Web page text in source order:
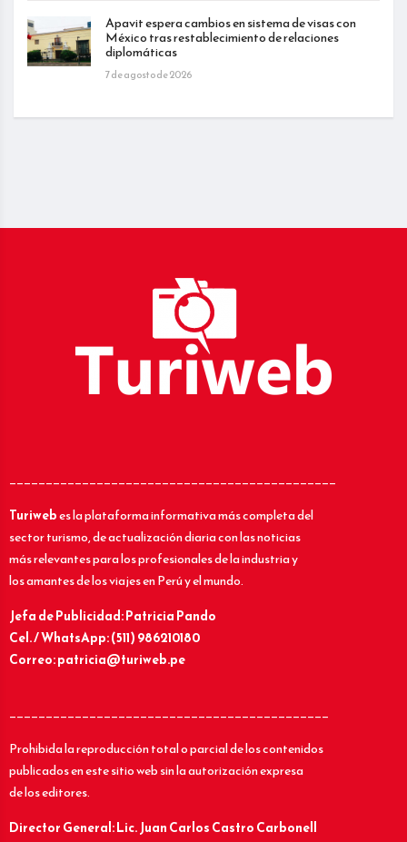
Apavit espera cambios en sistema de visas con
México tras restablecimiento de relaciones
diplomáticas
7 de agosto de 2026
_____________________________________________
Turiwebes la plataforma informativa más completa del
sector turismo, de actualización diaria con las noticias
más relevantes para los profesionales de la industria y
los amantes de los viajes en Perú y el mundo.
Jefa de Publicidad: Patricia Pando
Cel. / WhatsApp: (511) 986210180
Correo: patricia@turiweb.pe
____________________________________________
Prohibida la reproducción total o parcial de los contenidos
publicados en este sitio web sin la autorización expresa
de los editores.
Director General: Lic.Juan Carlos Castro Carbonell